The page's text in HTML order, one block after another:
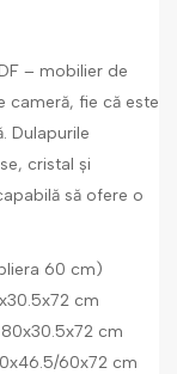
– mobilier de
cameră, fie că este
Dulapurile
cristal și
să ofere o
60 cm)
cm
cm
60х72 cm